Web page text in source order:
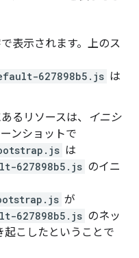
表示されます。 上のス
627898b5.js は
るリソースは、
イニシ
ンショットで
は
627898b5.js のイニ
が
627898b5.js のネッ
起こしたということで